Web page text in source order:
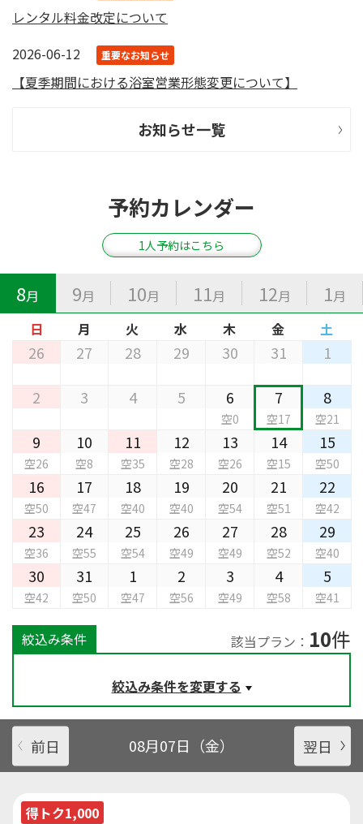
レンタル料金改定について
2026-06-12
重要なお知らせ
【夏季期間における浴室営業形態変更について】
お知らせ一覧
予約カレンダー
1人予約はこちら
8月 9月 10月 11月 12月 1月
日
月 火 水 木 金 土
26 27 28 29 30 31 1
2 3 4 5 6
空0
7
空17
8
空21
9
空26
10
空8
11
空35
12
空28
13
空26
14
空15
15
空50
16
空50
17
空47
18
空40
19
空40
20
空54
21
空51
22
空42
23
空36
24
空55
25
空54
26
空49
27
空49
28
空52
29
空40
30
空42
31
空50
1
空47
2
空56
3
空49
4
空58
5
空41
絞込み条件 該当プラン： 10件
絞込み条件を変更する
前日 08月07日（金） 翌日
得トク1,000